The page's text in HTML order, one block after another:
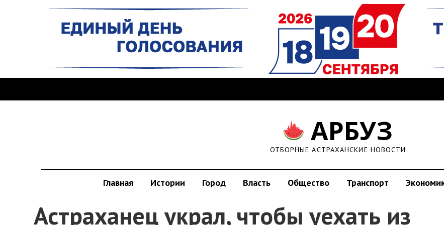
АРБУЗ
ОТБОРНЫЕ АСТРАХАНСКИЕ НОВОСТИ
Главная Истории Город Власть Общество Транспорт
Астраханец украл, чтобы уехать из